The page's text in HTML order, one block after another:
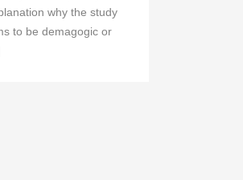
why the study
to be demagogic or